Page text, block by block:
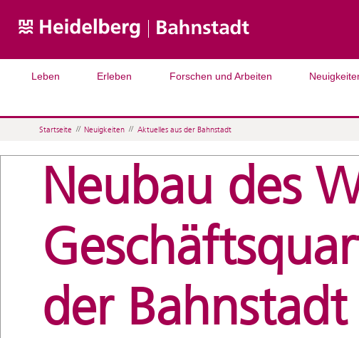
Leben Erleben Forschen und Arbeiten
Startseite // Neuigkeiten // Aktuelles aus der Bahnstadt
Neubau des
der Bahnstadt